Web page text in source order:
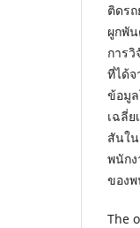
ติดร
ผูกพั
การ
ที่ได้จ
ข้อมูล
เฉลี่
สันใ
พนัก
ของ
The